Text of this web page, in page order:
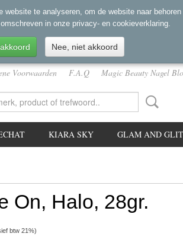
Voorwaarden F.A.Q Magic Beauty Nagel
KIARA SKY GLAM AND
On, Halo, 28gr.
btw 21%)
te analyseren, om de website naar
in onze privacy- en cookieverklaring.
Nee, niet akkoord